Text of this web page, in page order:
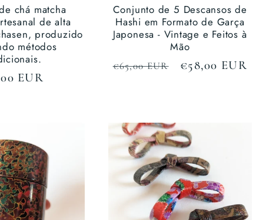
chá matcha
de alta
produzido
métodos
EUR
Conjunto de 5 Descansos de
Hashi em Formato de Garça
Japonesa - Vintage e Feitos à
Mão
Preço
€65,00 EUR
Preço
€58,00 EUR